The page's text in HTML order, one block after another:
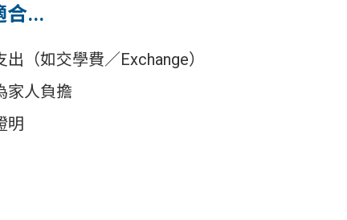
合...
（如交學費／Exchange）
家人負擔
明